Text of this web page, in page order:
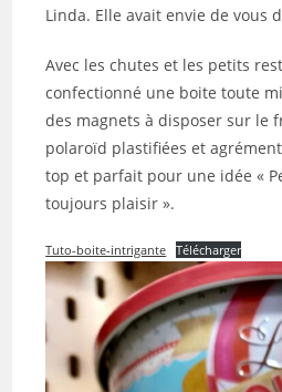
Linda. Elle avait envie de vous
Avec les chutes et les petits
confectionné une boite toute
des magnets à disposer sur le
polaroïd plastifiées et
top et parfait pour une idée «
toujours plaisir ».
Tuto-boite-intrigante Télécharger